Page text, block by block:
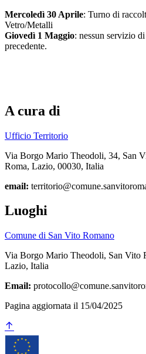
Mercoledì 30 Aprile: Turno di
Vetro/Metalli
Giovedì 1 Maggio: nessun servizio
precedente.
A cura di
Ufficio Territorio
Via Borgo Mario Theodoli, 34, San
Roma, Lazio, 00030, Italia
email:
Luoghi
Comune di San Vito Romano
Via Borgo Mario Theodoli, San Vito
Lazio, Italia
Email:
Pagina aggiornata il 15/04/2025